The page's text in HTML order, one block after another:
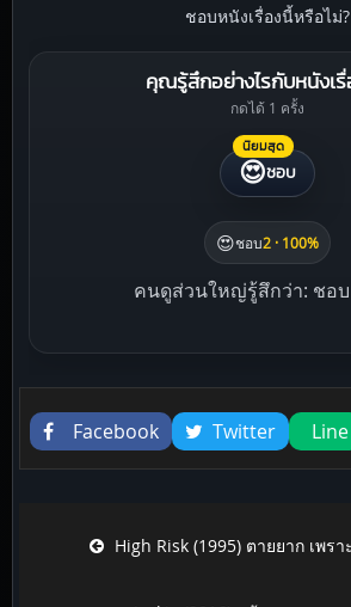
ชอบหนังเรื่องนี้หรือไม่?
คุณรู้สึกอย่างไรกับหนังเรื่
กดได้ 1 ครั้ง
นิยมสุด
😍ชอบ
😍ชอบ2 · 100%
คนดูส่วนใหญ่รู้สึกว่า: ชอบ
Liked this
Facebook
Twitter Line
Post navigationHigh Risk (1995) ตายยาก เพรา